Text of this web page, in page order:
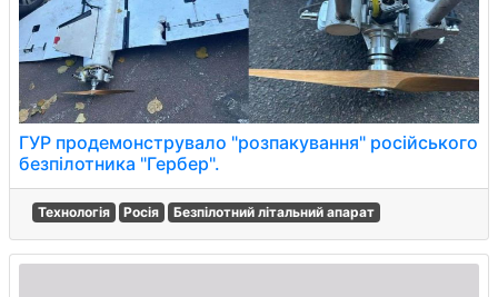
ГУР продемонструвало "розпакування" російського
безпілотника "Гербер".
Технологія Росія Безпілотний літальний апарат